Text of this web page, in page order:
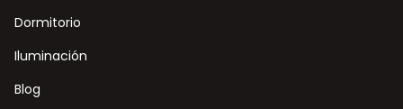
Dormitorio
Iluminación
Blog